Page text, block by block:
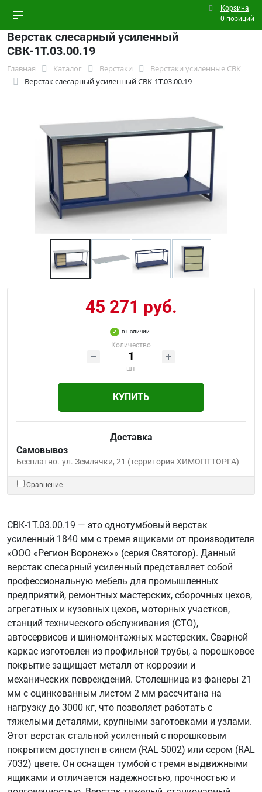
Корзина
0 позиций
Верстак слесарный усиленный
СВК-1Т.03.00.19
Главная Каталог Верстаки
Верстаки усиленные СВК
Верстак слесарный усиленный СВК-1Т.03.00.19
45 271 руб.
в наличии
Количество
шт
КУПИТЬ
Доставка
Самовывоз
Бесплатно. ул. Землячки, 21 (территория ХИМОПТТОРГА)
Сравнение
СВК-1Т.03.00.19 — это однотумбовый верстак
усиленный 1840 мм с тремя ящиками от производителя
«ООО «Регион Воронеж»» (серия Святогор). Данный
верстак слесарный усиленный представляет собой
профессиональную мебель для промышленных
предприятий, ремонтных мастерских, сборочных цехов,
агрегатных и кузовных цехов, моторных участков,
станций технического обслуживания (СТО),
автосервисов и шиномонтажных мастерских. Сварной
каркас изготовлен из профильной трубы, а порошковое
покрытие защищает металл от коррозии и
механических повреждений. Столешница из фанеры 21
мм с оцинкованным листом 2 мм рассчитана на
нагрузку до 3000 кг, что позволяет работать с
тяжелыми деталями, крупными заготовками и узлами.
Этот верстак стальной усиленный с порошковым
покрытием доступен в синем (RAL 5002) или сером (RAL
7032) цвете. Он оснащен тумбой с тремя выдвижными
ящиками и отличается надежностью, прочностью и